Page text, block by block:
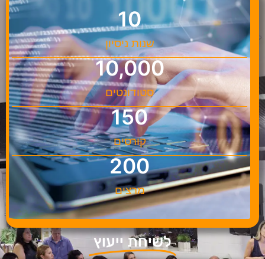
שנות ניסיון
10
סטודונטים
10,000
קורסים
150
מרצים
200
לשיחת ייעוץ